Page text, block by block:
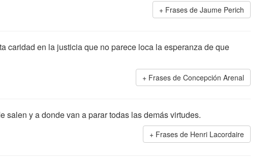
Frases de Jaume Perich
caridad en la justicia que no parece loca la esperanza de que
Frases de Concepción Arenal
salen y a donde van a parar todas las demás virtudes.
Frases de Henri Lacordaire